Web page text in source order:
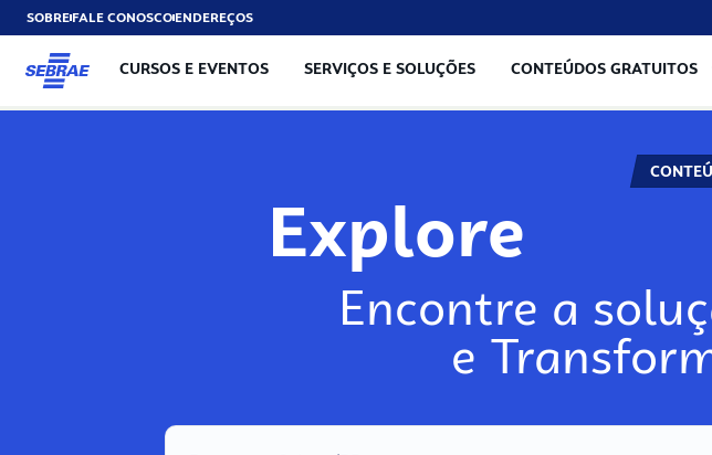
SOBREFALE CONOSCOENDEREÇOS
CURSOS E EVENTOS SERVIÇOS E SOLUÇÕES CONTEÚDOS GRATUITOS
Explore
Encontre a
e